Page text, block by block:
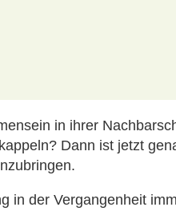
in ihrer
Dann ist jetzt
in der Vergangenheit